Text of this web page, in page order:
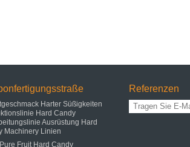
Harter Süßigkeiten
Hard Candy
Ausrüstung Hard
Machinery Linien
Fruit Hard Candy
Referenzen